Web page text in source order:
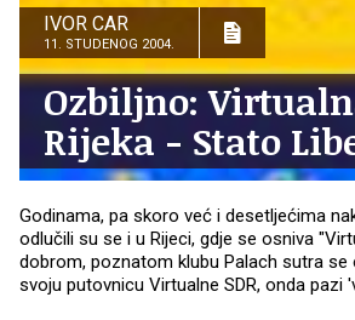
IVOR CAR
11. STUDENOG 2004.
Ozbiljno:
Rijeka - Stato
Godinama, pa skoro već i desetljećima
odlučili su se i u Rijeci, gdje se osniva
dobrom, poznatom klubu Palach sutra
svoju putovnicu Virtualne SDR, onda pazi